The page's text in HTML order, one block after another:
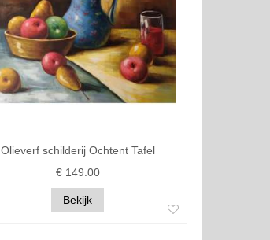
Olieverf schilderij Ochtent Tafel
€ 149.00
Bekijk